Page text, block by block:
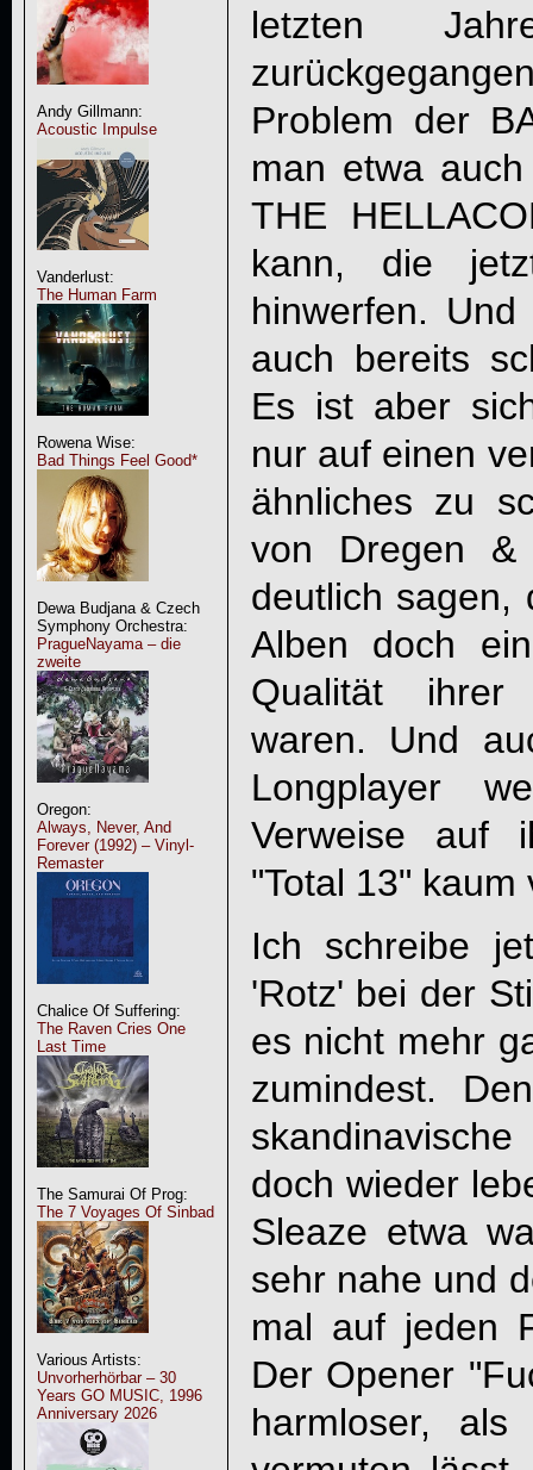
Andy Gillmann:
Acoustic Impulse
Vanderlust:
The Human Farm
Rowena Wise:
Bad Things Feel Good*
Dewa Budjana & Czech
Symphony Orchestra:
PragueNayama – die
zweite
Oregon:
Always, Never, And
Forever (1992) – Vinyl-
Remaster
Chalice Of Suffering:
The Raven Cries One
Last Time
The Samurai Of Prog:
The 7 Voyages Of Sinbad
Various Artists:
Unvorherhörbar – 30
Years GO MUSIC, 1996
Anniversary 2026
letzten
Problem der
man etwa
THE
kann, die
hinwerfen.
auch bereits
Es ist aber
nur auf einen
ähnliches zu
von Dregen
deutlich sagen,
Alben doch
Qualität ihrer
waren. Und
Longplayer
Verweise auf
"Total 13" kaum
Ich schreibe
'Rotz' bei der
es nicht mehr
zumindest.
doch wieder
Sleaze etwa
sehr nahe und
mal auf jeden
Der Opener
harmloser,